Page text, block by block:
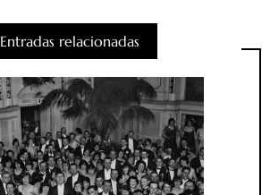
Entradas relacionadas